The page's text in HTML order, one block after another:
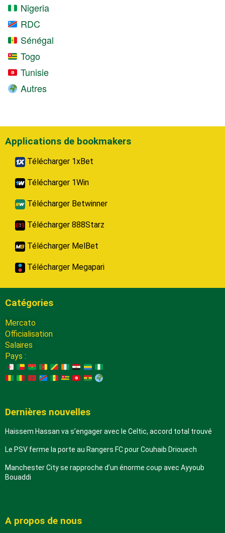
Nigeria
RDC
Sénégal
Togo
Tunisie
Autres
Applications de bookmakers
Télécharger 1xBet
Télécharger 1Win
Télécharger Betwinner
Télécharger 888Starz
Télécharger MelBet
Télécharger Megapari
Catégories
Mercato
Officialisation
Salaires
Pays :
Dernières nouvelles
Haissem Hassan va s’engager avec le Celtic, accord total trouvé
Le PSV ferme la porte au Rangers FC pour Couhaib Driouech
Manchester City se rapproche d’un énorme coup avec Ayyoub
Bouaddi
A propos de nous